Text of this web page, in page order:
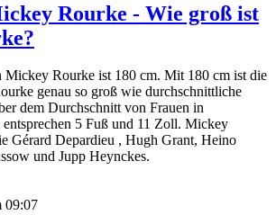
Rourke - Wie groß ist
Rourke ist 180 cm. Mit 180 cm ist die
genau so groß wie durchschnittliche
dem Durchschnitt von Frauen in
5 Fuß und 11 Zoll. Mickey
Gérard Depardieu , Hugh Grant, Heino
und Jupp Heynckes.
09:07